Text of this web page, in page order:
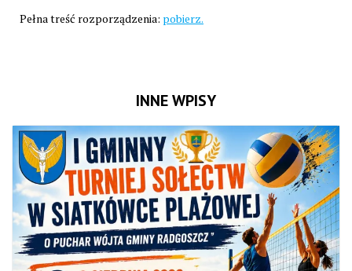
Pełna treść rozporządzenia: pobierz.
INNE WPISY